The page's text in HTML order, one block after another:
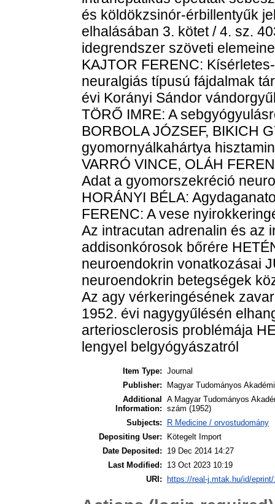
és köldökzsinór-érbillentyűk
elhalásában 3. kötet / 4. sz.
idegrendszer szöveti
KAJTOR FERENC:
neuralgiás típusú fájdalmak
évi Korányi Sándor
TÖRŐ IMRE: A
BORBOLA JÓZSEF, BIKICH
gyomornyálkahártya
VARRÓ VINCE, OLÁH
Adat a gyomorszekréció
HORÁNYI BÉLA:
FERENC: A vese
Az intracutan adrenalin és az
addisonkórosok bőrére
neuroendokrin vonatkozásai
neuroendokrin betegségek
Az agy vérkeringésének
1952. évi nagygyűlésén
arteriosclerosis problémája
lengyel belgyógyászatról
Item Type: Journal
Publisher:
Magyar Tudományos
Additional
Information:
A Magyar Tudományos
szám (1952)
Subjects:
R Medicine / orvostudomány
Depositing User:
Kötegelt Import
Date Deposited:
19 Dec 2014 14:27
Last Modified:
13 Oct 2023 10:19
URI: https://real-j.mtak.hu/id/eprint/